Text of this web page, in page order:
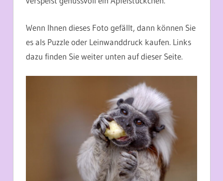
Wenn Ihnen dieses Foto gefällt, dann können Sie
es als Puzzle oder Leinwanddruck kaufen. Links
dazu finden Sie weiter unten auf dieser Seite.